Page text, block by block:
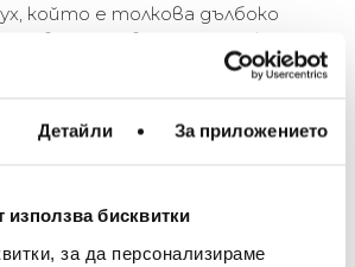
Детайли За приложението
използва бисквитки
за да персонализираме
който е толкова дълбоко
за творчеството на Майкъл.
това дърво за първи път,
да излетят всеки
доближа прекалено много
звук. Беше магическо,
– от флора във фауна само
на окото…” – Michael Aram
МЕБЕЛИ ЗА ДОМА И